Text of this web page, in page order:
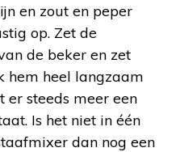
en zout en peper
op. Zet de
de beker en zet
hem heel langzaam
er steeds meer een
Is het niet in één
dan nog een